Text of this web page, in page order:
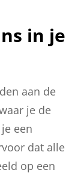
in je
aan de
je de
een
dat alle
op een